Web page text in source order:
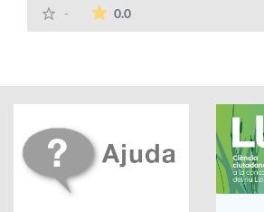
- 0.0La mitjana de les